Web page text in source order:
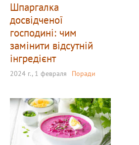
Шпаргалка
досвідченої
господині: чим
замінити відсутній
інгредієнт
2024 г., 1 февраля Поради